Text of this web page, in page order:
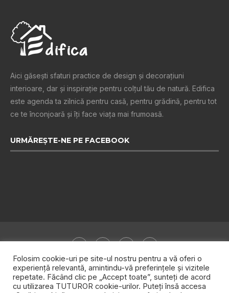
Aici găsești sfaturi practice de design şi decoraţiuni
interioare, dar și inspiraţie pentru colţul tău de natură. Edifica
este agenda ta zilnică pentru casă, pentru grădină, pentru tot
ce te înconjoară şi îţi face viaţa mai frumoasă.
URMĂREȘTE-NE PE FACEBOOK
Despre noi Publicitate
Politica de confidențialitate
Folosim cookie-uri pe site-ul nostru pentru a vă oferi o
experiență relevantă, amintindu-vă preferințele și vizitele
repetate. Făcând clic pe „Accept toate”, sunteți de acord
cu utilizarea TUTUROR cookie-urilor. Puteți însă accesa